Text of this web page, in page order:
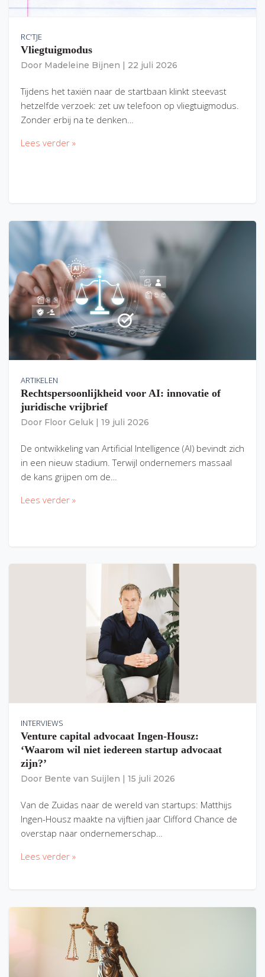
RC'TJE
Vliegtuigmodus
Door Madeleine Bijnen 22 juli 2026
Tijdens het taxiën naar de startbaan klinkt steevast
hetzelfde verzoek: zet uw telefoon op vliegtuigmodus.
Zonder erbij na te denken…
Lees verder »
ARTIKELEN
Rechtspersoonlijkheid voor AI: innovatie of
juridische vrijbrief
Door Floor Geluk 19 juli 2026
De ontwikkeling van Artificial Intelligence (AI) bevindt zich
in een nieuw stadium. Terwijl ondernemers massaal
de kans grijpen om de…
Lees verder »
INTERVIEWS
Venture capital advocaat Ingen-Housz:
‘Waarom wil niet iedereen startup advocaat
zijn?’
Door Bente van Suijlen 15 juli 2026
Van de Zuidas naar de wereld van startups: Matthijs
Ingen-Housz maakte na vijftien jaar Clifford Chance de
overstap naar ondernemerschap…
Lees verder »